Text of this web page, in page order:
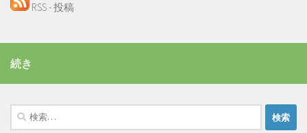
RSS - 投稿
続き
検
索: